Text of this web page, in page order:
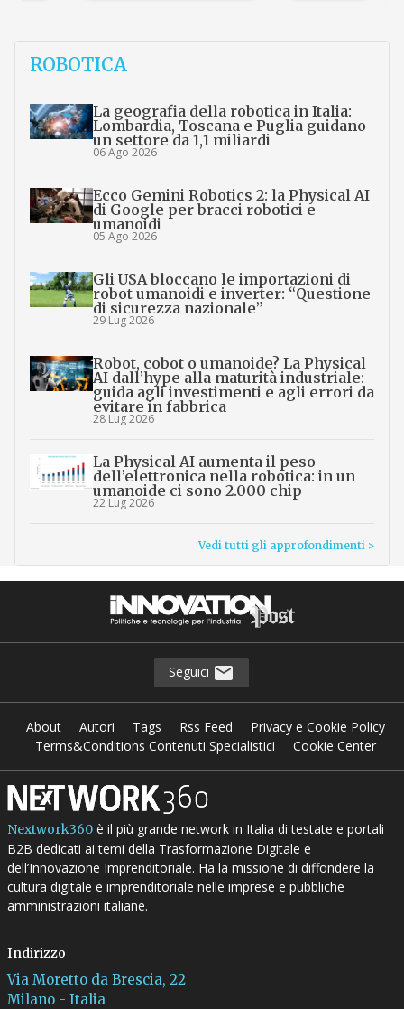
ROBOTICA
La geografia della robotica in Italia:
Lombardia, Toscana e Puglia guidano
un settore da 1,1 miliardi
06 Ago 2026
Ecco Gemini Robotics 2: la Physical AI
di Google per bracci robotici e
umanoidi
05 Ago 2026
Gli USA bloccano le importazioni di
robot umanoidi e inverter: “Questione
di sicurezza nazionale”
29 Lug 2026
Robot, cobot o umanoide? La Physical
AI dall’hype alla maturità industriale:
guida agli investimenti e agli errori da
evitare in fabbrica
28 Lug 2026
La Physical AI aumenta il peso
dell’elettronica nella robotica: in un
umanoide ci sono 2.000 chip
22 Lug 2026
Vedi tutti gli approfondimenti >
Seguici
About Autori Tags Rss Feed
Privacy e Cookie Policy
Terms&Conditions Contenuti Specialistici
Cookie Center
Nextwork360è il più grande network in Italia di testate e portali
B2B dedicati ai temi della Trasformazione Digitale e
dell’Innovazione Imprenditoriale. Ha la missione di diffondere la
cultura digitale e imprenditoriale nelle imprese e pubbliche
amministrazioni italiane.
Indirizzo
Via Moretto da Brescia, 22
Milano - Italia